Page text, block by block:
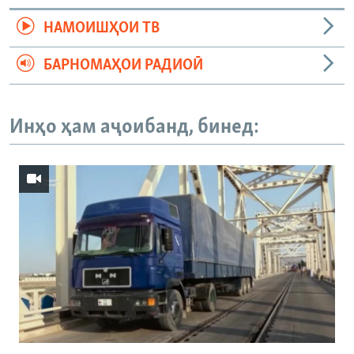
НАМОИШҲОИ ТВ
БАРНОМАҲОИ РАДИОӢ
Инҳо ҳам аҷоибанд, бинед: